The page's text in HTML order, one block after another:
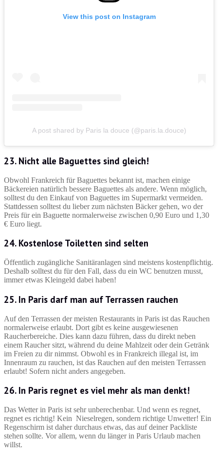
View this post on Instagram
A post shared by Paris la douce (@paris.la.douce)
23. Nicht alle Baguettes sind gleich!
Obwohl Frankreich für Baguettes bekannt ist, machen einige
Bäckereien natürlich bessere Baguettes als andere. Wenn möglich,
solltest du den Einkauf von Baguettes im Supermarkt vermeiden.
Stattdessen solltest du lieber zum nächsten Bäcker gehen, wo der
Preis für ein Baguette normalerweise zwischen 0,90 Euro und 1,30
€ Euro liegt.
24. Kostenlose Toiletten sind selten
Öffentlich zugängliche Sanitäranlagen sind meistens kostenpflichtig.
Deshalb solltest du für den Fall, dass du ein WC benutzen musst,
immer etwas Kleingeld dabei haben!
25. In Paris darf man auf Terrassen rauchen
Auf den Terrassen der meisten Restaurants in Paris ist das Rauchen
normalerweise erlaubt. Dort gibt es keine ausgewiesenen
Raucherbereiche. Dies kann dazu führen, dass du direkt neben
einem Raucher sitzt, während du deine Mahlzeit oder dein Getränk
im Freien zu dir nimmst. Obwohl es in Frankreich illegal ist, im
Innenraum zu rauchen, ist das Rauchen auf den meisten Terrassen
erlaubt! Sofern nicht anders angegeben.
26. In Paris regnet es viel mehr als man denkt!
Das Wetter in Paris ist sehr unberechenbar. Und wenn es regnet,
regnet es richtig! Kein Nieselregen, sondern richtige Unwetter! Ein
Regenschirm ist daher durchaus etwas, das auf deiner Packliste
stehen sollte. Vor allem, wenn du länger in Paris Urlaub machen
willst.